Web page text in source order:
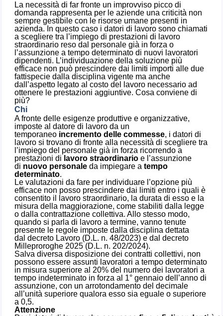
La necessità di far fronte un improvviso picco di
domanda rappresenta per le aziende una criticità non
sempre gestibile con le risorse umane presenti in
azienda. In questo caso i datori di lavoro sono chiamati
a scegliere tra l’impiego di prestazioni di lavoro
straordinario reso dal personale già in forza o
l’assunzione a tempo determinato di nuovi lavoratori
dipendenti. L’individuazione della soluzione più
efficace non può prescindere dai limiti importi alle due
fattispecie dalla disciplina vigente ma anche
dall’aspetto legato al costo del lavoro necessario ad
ottenere le prestazioni aggiuntive. Cosa conviene di
più?
Chi
A fronte delle esigenze produttive e organizzative,
imposte al datore di lavoro da un
temporaneo incremento delle commesse, i datori di
lavoro si trovano di fronte alla necessità di scegliere tra
l’impiego del personale già in forza ricorrendo a
prestazioni di lavoro straordinario e l’assunzione
di nuovo personale da impiegare atempo
determinato.
Le valutazioni da fare per individuare l’opzione più
efficace non posso prescindere dai limiti entro i quali è
consentito il lavoro straordinario, la durata di esso e la
misura della maggiorazione, come stabiliti dalla legge
o dalla contrattazione collettiva. Allo stesso modo,
quando si parla di lavoro a termine, vanno tenute
presente le regole imposte dalla disciplina dettata
dal decreto Lavoro (D.L. n. 48/2023) e dal decreto
Milleproroghe 2025 (D.L. n. 202/2024).
Salva diversa disposizione dei contratti collettivi, non
possono essere assunti lavoratori a tempo determinato
in misura superiore al 20% del numero dei lavoratori a
tempo indeterminato in forza al 1° gennaio dell’anno di
assunzione, con un arrotondamento del decimale
all’unità superiore qualora esso sia eguale o superiore
a 0,5.
Attenzione